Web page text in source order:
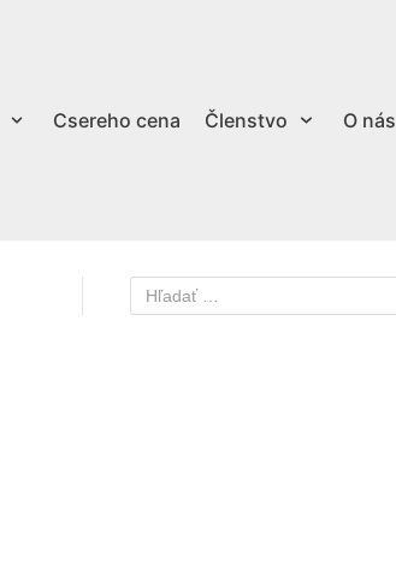
Csereho cena Členstvo O nás